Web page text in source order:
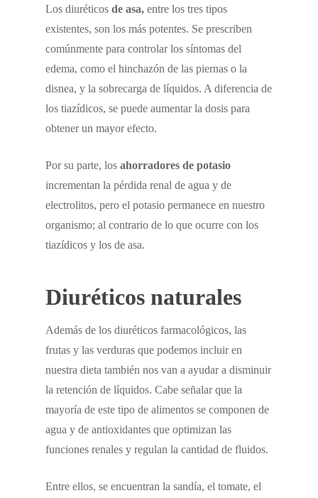
Los diuréticos de asa, entre los tres tipos
existentes, son los más potentes. Se prescriben
comúnmente para controlar los síntomas del
edema, como el hinchazón de las piernas o la
disnea, y la sobrecarga de líquidos. A diferencia de
los tiazídicos, se puede aumentar la dosis para
obtener un mayor efecto.
Por su parte, los ahorradores de potasio
incrementan la pérdida renal de agua y de
electrolitos, pero el potasio permanece en nuestro
organismo; al contrario de lo que ocurre con los
tiazídicos y los de asa.
Diuréticos naturales
Además de los diuréticos farmacológicos, las
frutas y las verduras que podemos incluir en
nuestra dieta también nos van a ayudar a disminuir
la retención de líquidos. Cabe señalar que la
mayoría de este tipo de alimentos se componen de
agua y de antioxidantes que optimizan las
funciones renales y regulan la cantidad de fluidos.
Entre ellos, se encuentran la sandía, el tomate, el